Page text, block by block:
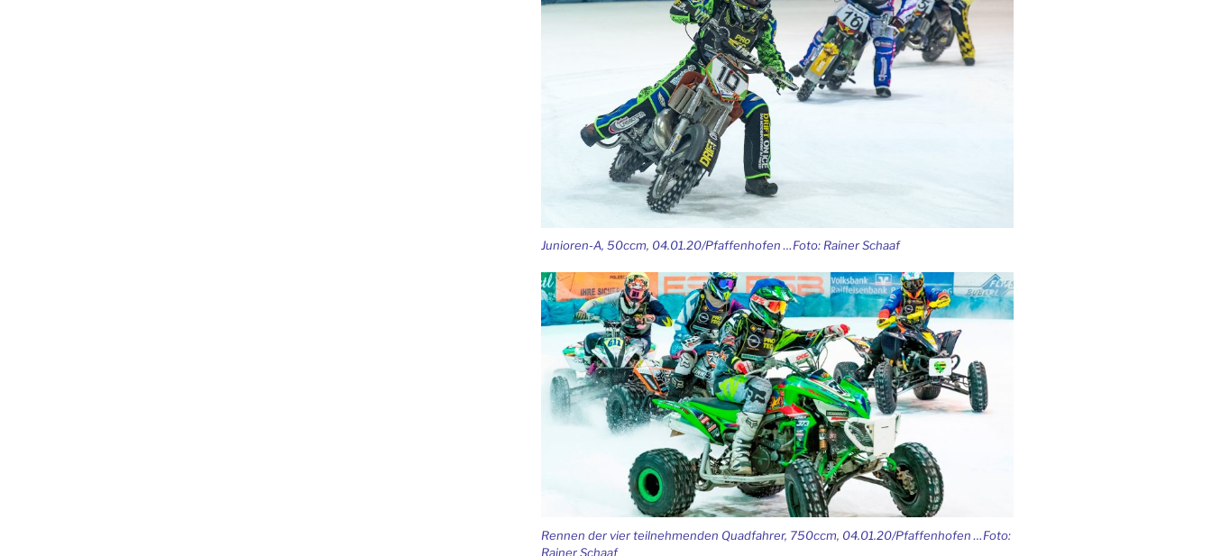
Junioren-A, 50ccm, 04.01.20/Pfaffenhofen …Foto: Rainer Schaaf
Rennen der vier teilnehmenden Quadfahrer, 750ccm, 04.01.20/Pfaffenhofen …Foto:
Rainer Schaaf